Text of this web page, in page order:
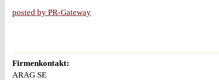
posted by PR-Gateway
Firmenkontakt:
ARAG SE